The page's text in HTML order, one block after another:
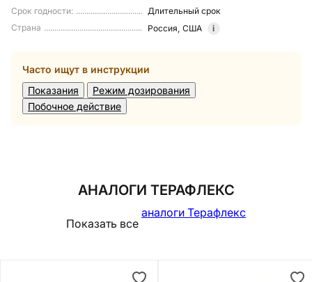
Срок годности:
Длительный срок
Страна
Россия, США i
Часто ищут в инструкции
Показания
Режим дозирования
Побочное действие
АНАЛОГИ ТЕРАФЛЕКС
Показать все
аналоги Терафлекс